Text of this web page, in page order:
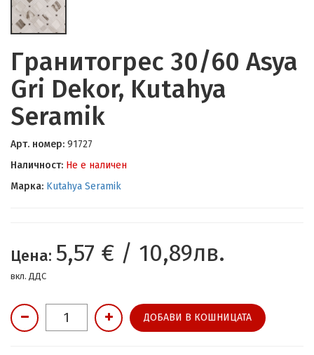
Гранитогрес 30/60 Asya
Gri Dekor, Kutahya
Seramik
Арт. номер: 91727
Наличност: Не е наличен
Марка: Kutahya Seramik
Цена: 5,57 € / 10,89лв.
вкл. ДДС
ДОБАВИ В КОШНИЦАТА